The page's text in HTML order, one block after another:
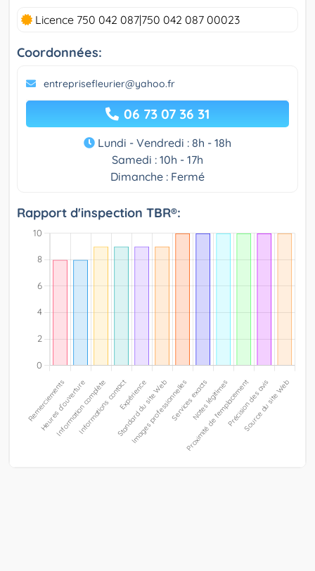
Licence 750 042 087|750 042 087 00023
Coordonnées:
entreprisefleurier@yahoo.fr
06 73 07 36 31
Lundi - Vendredi : 8h - 18h
Samedi : 10h - 17h
Dimanche : Fermé
Rapport d'inspection TBR®: